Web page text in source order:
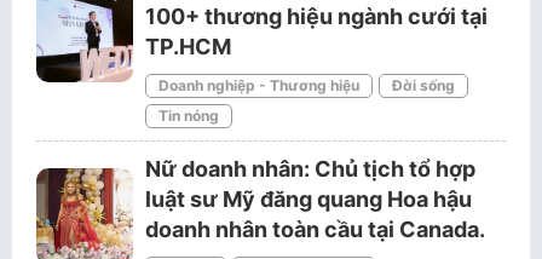
100+ thương hiệu ngành cưới tại
TP.HCM
Doanh nghiệp - Thương hiệu
Đời sống
Tin nóng
Nữ doanh nhân: Chủ tịch tổ hợp
luật sư Mỹ đăng quang Hoa hậu
doanh nhân toàn cầu tại Canada.